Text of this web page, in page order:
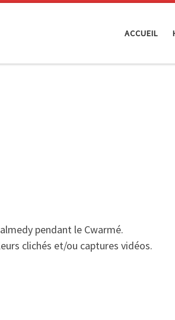
ACCUEIL
pendant le Cwarmé.
clichés et/ou captures vidéos.